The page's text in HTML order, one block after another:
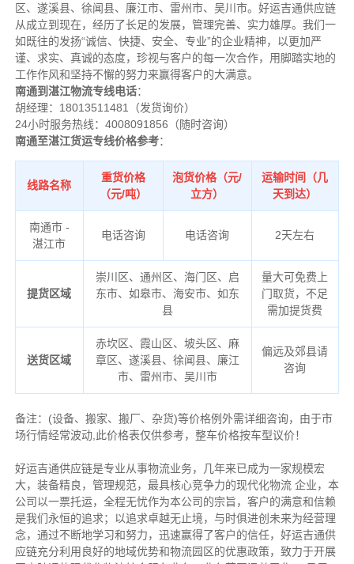
区、遂溪县、徐闻县、廉江市、雷州市、吴川市。好运吉通供应链
从成立到现在，经历了长足的发展，管理完善、实力雄厚。我们一
如既往的发扬“诚信、快捷、安全、专业”的企业精神，以更加严
谨、求实、真诚的态度，珍视与客户的每一次合作，用脚踏实地的
工作作风和坚持不懈的努力来赢得客户的大满意。
南通到湛江物流专线电话：
胡经理：18013511481（发货询价）
24小时服务热线：4008091856（随时咨询）
南通至湛江货运专线价格参考：
线路名称
重货价格
（元/吨）
泡货价格（元/
立方）
运输时间（几
天到达）
南通市 -
湛江市
电话咨询 电话咨询 2天左右
提货区域
崇川区、通州区、海门区、启
东市、如皋市、海安市、如东
县
量大可免费上
门取货，不足
需加提货费
送货区域
赤坎区、霞山区、坡头区、麻
章区、遂溪县、徐闻县、廉江
市、雷州市、吴川市
偏远及郊县请
咨询
备注： (设备、搬家、搬厂、杂货)等价格例外需详细咨询，由于市
场行情经常波动,此价格表仅供参考，整车价格按车型议价！
好运吉通供应链是专业从事物流业务，几年来已成为一家规模宏
大，装备精良，管理规范，最具核心竞争力的现代化物流 企业，本
公司以一票托运，全程无忧作为本公司的宗旨，客户的满意和信赖
是我们永恒的追求；以追求卓越无止境，与时俱进创未来为经营理
念，通过不断地学习和努力，迅速赢得了客户的信任，好运吉通供
应链充分利用良好的地域优势和物流园区的优惠政策，致力于开展